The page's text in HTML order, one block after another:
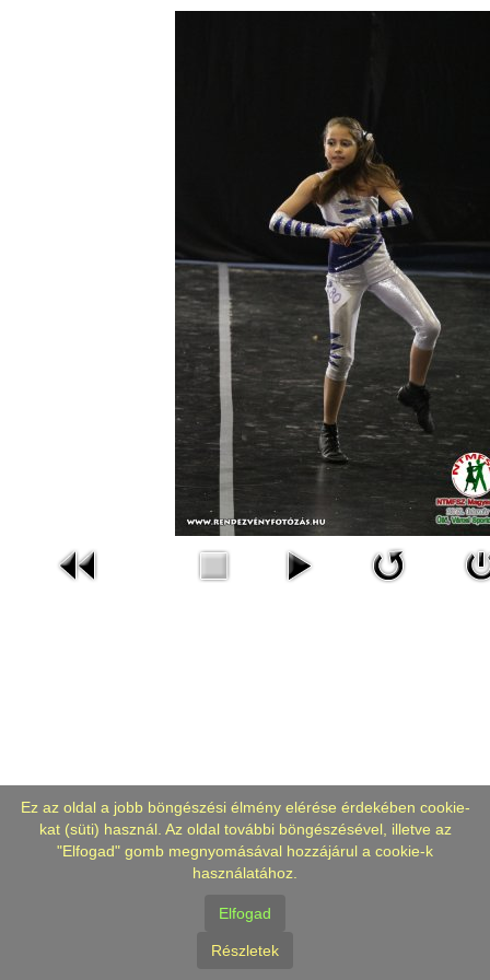
Ez az oldal a jobb böngészési élmény elérése érdekében cookie-
kat (süti) használ. Az oldal további böngészésével, illetve az
"Elfogad" gomb megnyomásával hozzájárul a cookie-k
használatához.
Elfogad
Részletek